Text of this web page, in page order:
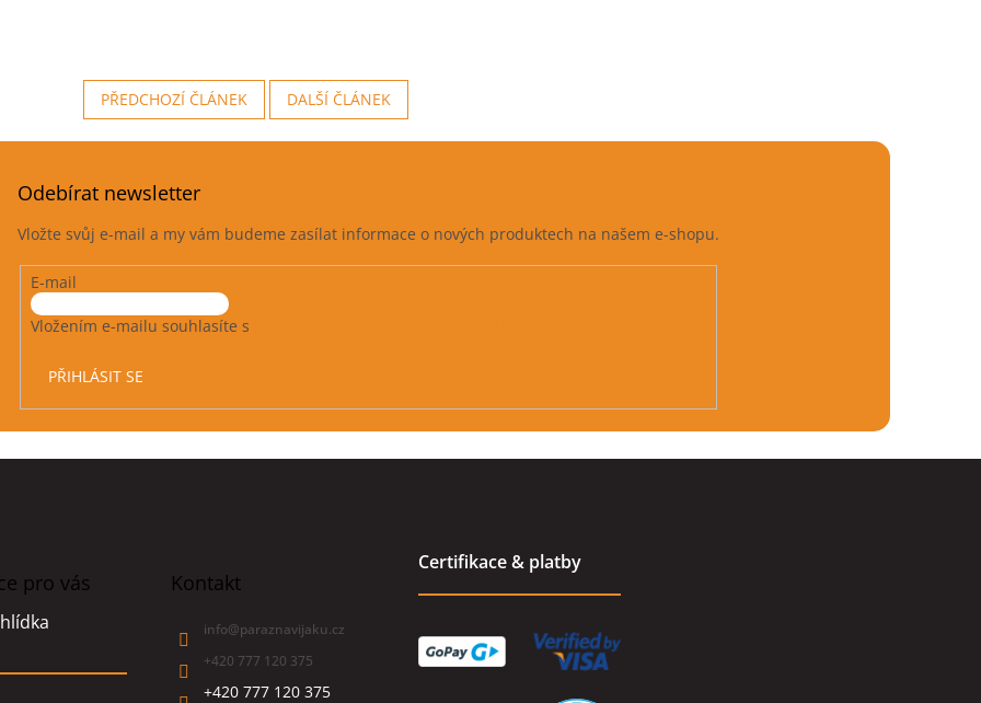
PŘEDCHOZÍ ČLÁNEK DALŠÍ ČLÁNEK
Odebírat newsletter
Vložte svůj e-mail a my vám budeme zasílat informace o nových produktech na našem e-shopu.
E-mail
Vložením e-mailu souhlasíte s
PŘIHLÁSIT SE
pro vás Kontakt
info@paraznavijaku.cz
+420 777 120 375
+420 777 120 375
Certifikace & platby